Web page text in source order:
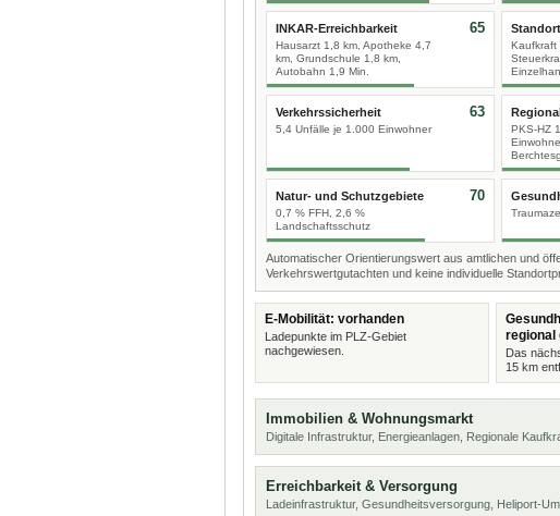
INKAR-Erreichbarkeit
Hausarzt 1,8 km, Apotheke 4,7
km, Grundschule 1,8 km,
Autobahn 1,9 Min.
65
Kaufkraft
Verkehrssicherheit
5,4 Unfälle je 1.000 Einwohner
63
PKS-HZ
Natur- und Schutzgebiete
0,7 % FFH, 2,6 %
Landschaftsschutz
70
Automatischer Orientierungswert aus amtlichen und
Verkehrswertgutachten und keine individuelle
E-Mobilität: vorhanden
Ladepunkte im PLZ-Gebiet
nachgewiesen.
regional
Das
15 km
Immobilien & Wohnungsmarkt
Digitale Infrastruktur, Energieanlagen, Regionale
Erreichbarkeit & Versorgung
Ladeinfrastruktur, Gesundheitsversorgung, Heliport-